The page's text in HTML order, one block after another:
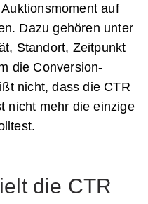
auf
Dazu gehören unter
Standort, Zeitpunkt
die Conversion-
nicht, dass die CTR
nicht mehr die einzige
die CTR